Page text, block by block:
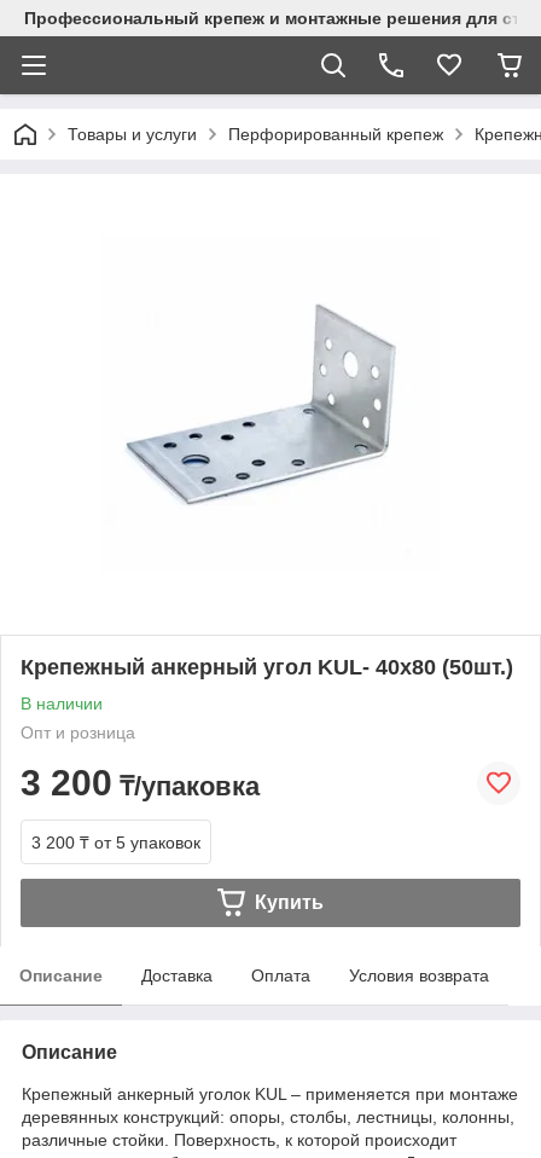
Профессиональный крепеж и монтажные решения для
Товары и услуги Перфорированный крепеж
Крепежный анкерный угол KUL- 40х80 (50шт.)
В наличии
Опт и розница
3 200 ₸/упаковка
3 200 ₸ от 5 упаковок
Купить
Описание Доставка Оплата Условия возврата
Описание
Крепежный анкерный уголок KUL – применяется при монтаже
деревянных конструкций: опоры, столбы, лестницы, колонны,
различные стойки. Поверхность, к которой происходит